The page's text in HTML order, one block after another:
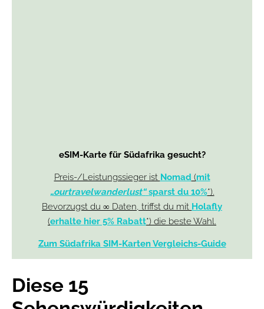
eSIM-Karte für Südafrika gesucht?
Preis-/Leistungssieger ist Nomad (mit
„ourtravelwanderlust“ sparst du 10%*).
Bevorzugst du ∞ Daten, triffst du mit Holafly
(erhalte hier 5% Rabatt*) die beste Wahl.
Zum Südafrika SIM-Karten Vergleichs-Guide
Diese 15